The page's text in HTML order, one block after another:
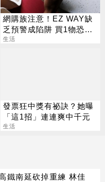
網購族注意！EZ WAY缺
乏預警成陷阱 買1物恐挨
罰百萬
生活
發票狂中獎有祕訣？她曝
「這1招」連連爽中千元
生活
鐵南延砍掉重練 林佳